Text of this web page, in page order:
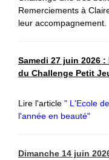
Remerciements à
leur accompagnement.
Samedi 27 juin 2026
du Challenge Petit
Lire l'article " L'Ecole
l'année en beauté"
Dimanche 14 juin